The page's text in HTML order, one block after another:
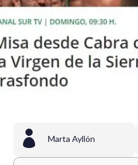
 Marta Ayllón